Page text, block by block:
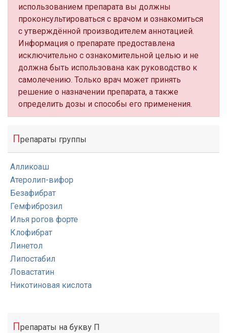
использованием препарата вы должны
проконсультироваться с врачом и ознакомиться
с утверждённой производителем аннотацией.
Информация о препарате предоставлена
исключительно с ознакомительной целью и не
должна быть использована как руководство к
самолечению. Только врач может принять
решение о назначении препарата, а также
определить дозы и способы его применения.
Препараты группы
Алликоаш
Атеролип-вифор
Безафибрат
Гемфиброзил
Илья рогов форте
Клофибрат
Линетол
Липостабил
Ловастатин
Никотиновая кислота
Препараты на букву П